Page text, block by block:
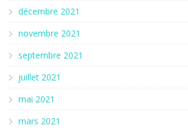
décembre 2021
novembre 2021
septembre 2021
juillet 2021
mai 2021
mars 2021